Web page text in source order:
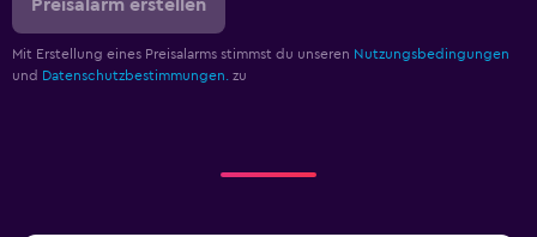
Preisalarm erstellen
Mit Erstellung eines Preisalarms stimmst du unseren Nutzungsbedingungen
und Datenschutzbestimmungen. zu